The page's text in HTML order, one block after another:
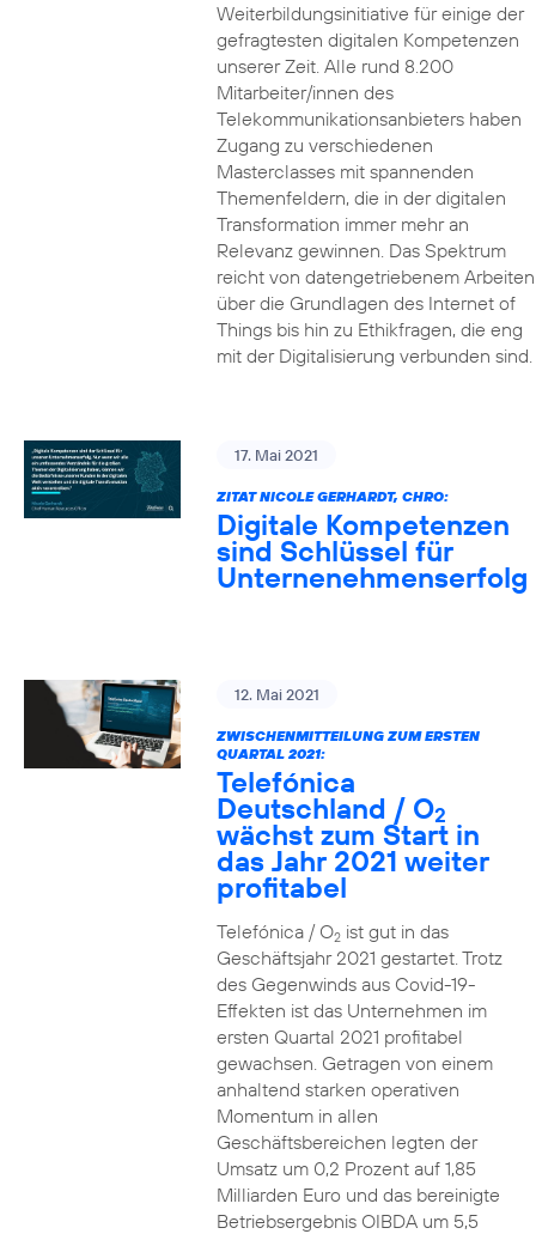
Weiterbildungsinitiative für einige der
gefragtesten digitalen Kompetenzen
unserer Zeit. Alle rund 8.200
Mitarbeiter/innen des
Telekommunikationsanbieters haben
Zugang zu verschiedenen
Masterclasses mit spannenden
Themenfeldern, die in der digitalen
Transformation immer mehr an
Relevanz gewinnen. Das Spektrum
reicht von datengetriebenem Arbeiten
über die Grundlagen des Internet of
Things bis hin zu Ethikfragen, die eng
mit der Digitalisierung verbunden sind.
17. Mai 2021
ZITAT NICOLE GERHARDT, CHRO:
Digitale Kompetenzen
sind Schlüssel für
Unternenehmenserfolg
12. Mai 2021
ZWISCHENMITTEILUNG ZUM ERSTEN
QUARTAL 2021:
Telefónica
Deutschland / O2
wächst zum Start in
das Jahr 2021 weiter
profitabel
Telefónica / O2ist gut in das
Geschäftsjahr 2021 gestartet. Trotz
des Gegenwinds aus Covid-19-
Effekten ist das Unternehmen im
ersten Quartal 2021 profitabel
gewachsen. Getragen von einem
anhaltend starken operativen
Momentum in allen
Geschäftsbereichen legten der
Umsatz um 0,2 Prozent auf 1,85
Milliarden Euro und das bereinigte
Betriebsergebnis OIBDA um 5,5